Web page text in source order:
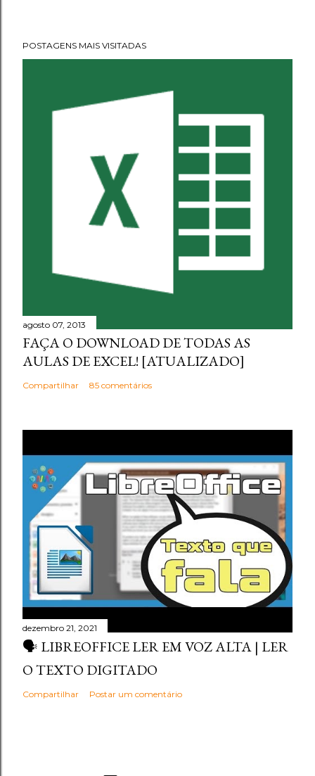
POSTAGENS MAIS VISITADAS
agosto 07, 2013
FAÇA O DOWNLOAD DE TODAS AS
AULAS DE EXCEL! [ATUALIZADO]
Compartilhar 85 comentários
dezembro 21, 2021
🗣️ LIBREOFFICE LER EM VOZ ALTA | LER
O TEXTO DIGITADO
Compartilhar Postar um comentário